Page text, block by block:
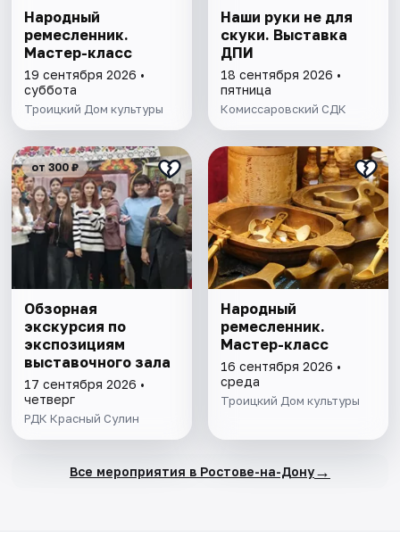
Народный
ремесленник.
Мастер-класс
19 сентября 2026 •
суббота
Троицкий Дом культуры
Наши руки не для
скуки. Выставка
ДПИ
18 сентября 2026 •
пятница
Комиссаровский СДК
от 300 ₽
Обзорная
экскурсия по
экспозициям
выставочного зала
17 сентября 2026 •
четверг
РДК Красный Сулин
Народный
ремесленник.
Мастер-класс
16 сентября 2026 •
среда
Троицкий Дом культуры
Все мероприятия в Ростове-на-Дону→